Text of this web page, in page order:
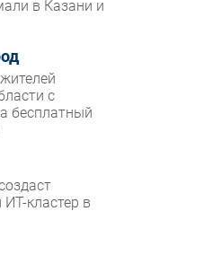
в Казани и
с
бесплатный
кластер в